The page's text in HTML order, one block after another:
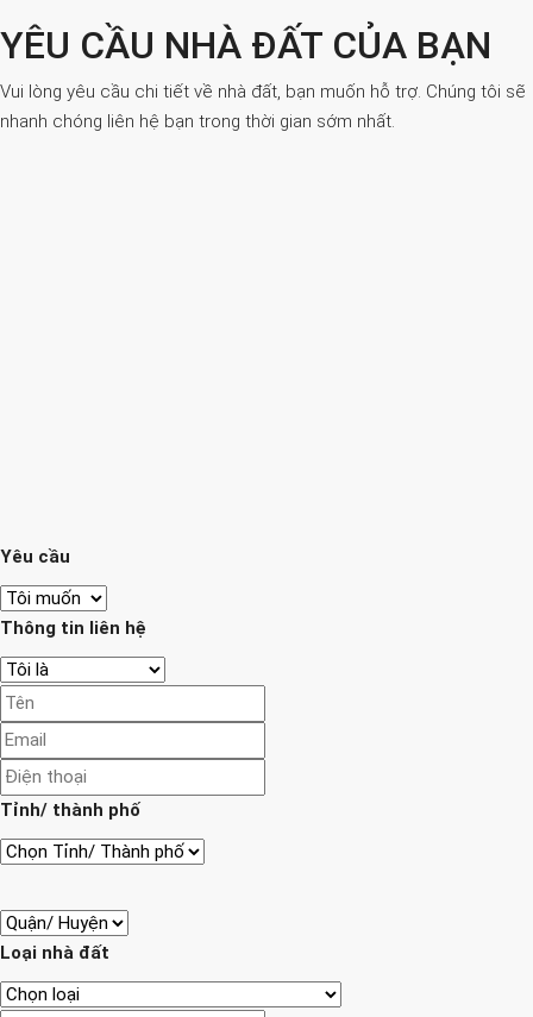
YÊU CẦU NHÀ ĐẤT CỦA BẠN
Vui lòng yêu cầu chi tiết về nhà đất, bạn muốn hỗ trợ. Chúng tôi sẽ
nhanh chóng liên hệ bạn trong thời gian sớm nhất.
Yêu cầu
Thông tin liên hệ
Tỉnh/ thành phố
Loại nhà đất